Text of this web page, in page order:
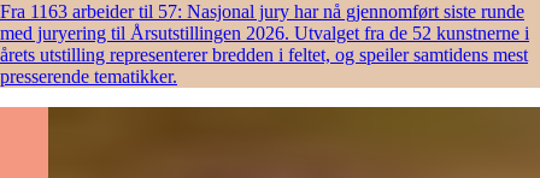
Fra 1163 arbeider til 57: Nasjonal jury har nå gjennomført siste runde
med juryering til Årsutstillingen 2026. Utvalget fra de 52 kunstnerne i
årets utstilling representerer bredden i feltet, og speiler samtidens mest
presserende tematikker.